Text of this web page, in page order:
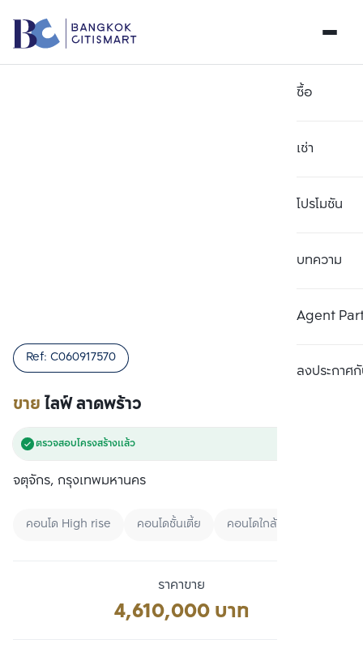
ซื้อ
เช่า
โปรโมชัน
บทความ
Agent
ลงประกาศกั
ขายไลฟ์ ลาดพร้าว
Ref: C060917570
ตรวจสอบโครงสร้างแล้ว
จตุจักร, กรุงเทพมหานคร
คอนโด High rise คอนโดชั้นเตี้ย คอนโดใกล้ MRT
ราคาขาย
4,610,000 บาท
เปรียบเทียบ